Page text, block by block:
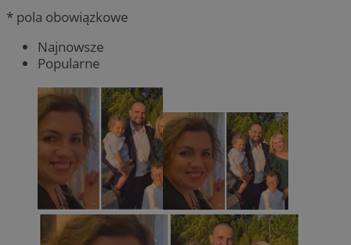
* pola obowiązkowe
Najnowsze
Popularne